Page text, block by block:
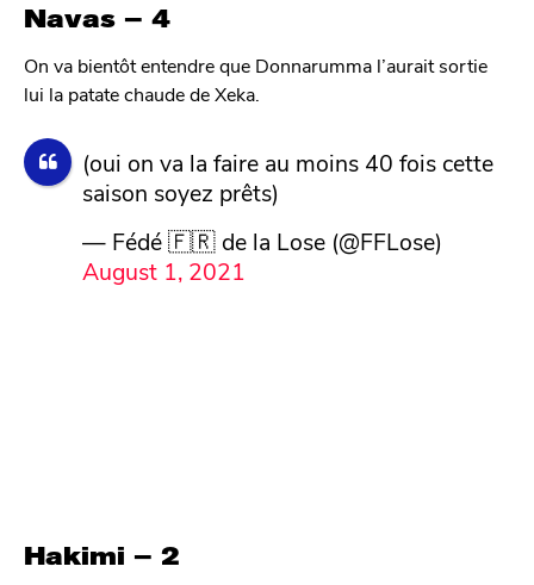
Navas – 4
On va bientôt entendre que Donnarumma l’aurait sortie
lui la patate chaude de Xeka.
(oui on va la faire au moins 40 fois cette
saison soyez prêts)
— Fédé 🇫🇷 de la Lose (@FFLose)
August 1, 2021
Hakimi – 2